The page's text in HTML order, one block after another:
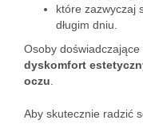
które zazwyczaj
długim dniu.
Osoby
dyskomfort
oczu
Aby skutecznie radzić